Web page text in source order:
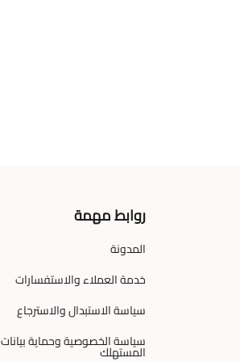
روابط مهمة
المدونة
خدمة العملاء والاستفسارات
سياسة الاستبدال والاسترجاع
سياسة الخصوصية وحماية بيانات
المستهلك